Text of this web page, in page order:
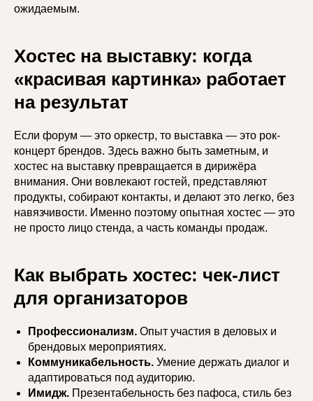
ожидаемым.
Хостес на выставку: когда
«красивая картинка» работает
на результат
Если форум — это оркестр, то выставка — это рок-
концерт брендов. Здесь важно быть заметным, и
хостес на выставку превращается в дирижёра
внимания. Они вовлекают гостей, представляют
продукты, собирают контакты, и делают это легко, без
навязчивости. Именно поэтому опытная хостес — это
не просто лицо стенда, а часть команды продаж.
Как выбрать хостес: чек-лист
для организаторов
Профессионализм. Опыт участия в деловых и
брендовых мероприятиях.
Коммуникабельность. Умение держать диалог и
адаптироваться под аудиторию.
Имидж. Презентабельность без пафоса, стиль без